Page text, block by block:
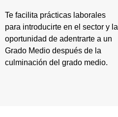
Te facilita prácticas laborales
para introducirte en el sector y la
oportunidad de adentrarte a un
Grado Medio después de la
culminación del grado medio.